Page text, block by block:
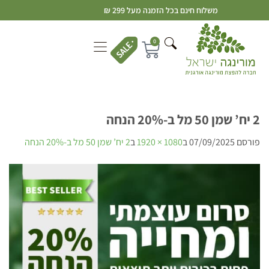
משלוח חינם בכל הזמנה מעל 299 ₪
0
2 יח’ שמן 50 מל ב-20% הנחה
פורסם 07/09/2025ב1080 × 1920 ב2 יח’ שמן 50 מל ב-20% הנחה